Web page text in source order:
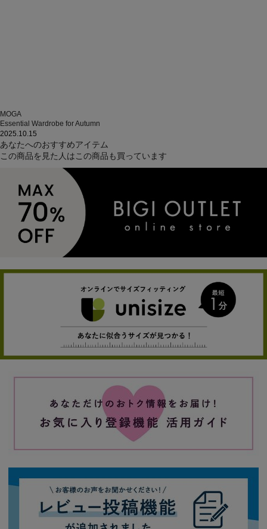
MOGA
Essential Wardrobe for Autumn
2025.10.15
あなたへのおすすめアイテム
この商品を見た人はこの商品も買っています